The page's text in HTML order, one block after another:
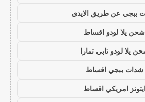
ببجي عن طريق الايدي
شحن يلا لودو اقساط
يلا لودو تابي تمارا
شدات ببجي اقساط
امريكي اقساط